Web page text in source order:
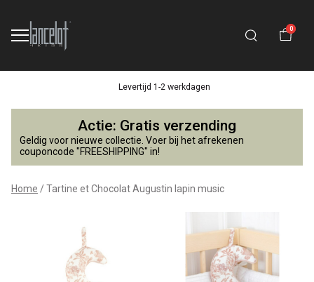
0
Levertijd 1-2 werkdagen
Tartine
et
Chocolat
Augustin
music
Actie: Gratis verzending
Geldig voor nieuwe collectie. Voer bij het afrekenen
couponcode "FREESHIPPING" in!
Home Tartine et Chocolat Augustin lapin music